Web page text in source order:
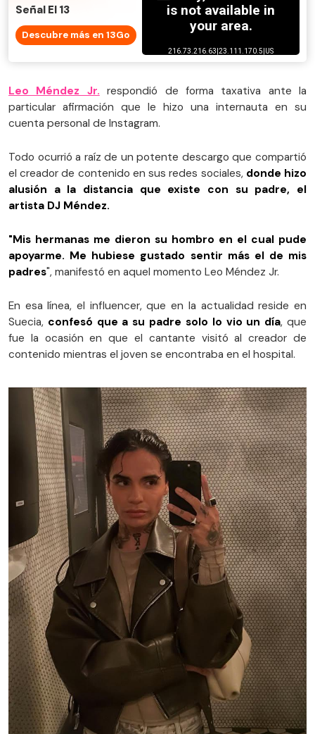
Señal El 13
Descubre más en 13Go
Leo Méndez Jr. respondió de forma taxativa ante la
particular afirmación que le hizo una internauta en su
cuenta personal de Instagram.
Todo ocurrió a raíz de un potente descargo que compartió
el creador de contenido en sus redes sociales, donde hizo
alusión a la distancia que existe con su padre, el
artista DJ Méndez.
"Mis hermanas me dieron su hombro en el cual pude
apoyarme. Me hubiese gustado sentir más el de mis
padres", manifestó en aquel momento Leo Méndez Jr.
En esa línea, el influencer, que en la actualidad reside en
Suecia, confesó que a su padre solo lo vio un día, que
fue la ocasión en que el cantante visitó al creador de
contenido mientras el joven se encontraba en el hospital.